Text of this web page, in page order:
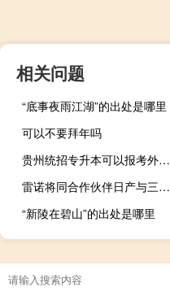
相关问题
“底事夜雨江湖”的出处是哪里
可以不要拜年吗
贵州统招专升本可以报考外省学校吗
雷诺将同合作伙伴日产与三菱终止联合采购协议旨在加快决策速度、提高运营效率
“新陵在碧山”的出处是哪里